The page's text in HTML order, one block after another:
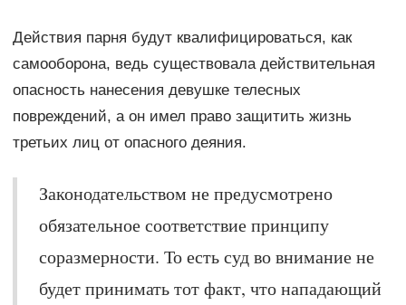
Действия парня будут квалифицироваться, как
самооборона, ведь существовала действительная
опасность нанесения девушке телесных
повреждений, а он имел право защитить жизнь
третьих лиц от опасного деяния.
Законодательством не предусмотрено
обязательное соответствие принципу
соразмерности. То есть суд во внимание не
будет принимать тот факт, что нападающий